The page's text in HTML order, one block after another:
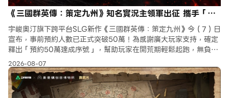
《三國群英傳：策定九州》知名實況主領軍出征 攜手「可
口可樂」跨界應援 沁涼補給熱血開戰
宇峻奧汀旗下跨平台SLG新作《三國群英傳：策定九州》今（7）日
宣布，事前預約人數已正式突破50萬！為感謝廣大玩家支持，確定
釋出「預約50萬達成序號」，幫助玩家在開荒期輕鬆起跑，無負擔
體驗自由揮軍戰場的樂趣。
2026-08-07